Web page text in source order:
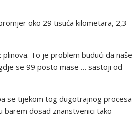
oko 29 tisuća kilometara, 2,3
To je problem budući da naše
se 99 posto mase … sastoji od
se tijekom tog dugotrajnog procesa
barem dosad znanstvenici tako